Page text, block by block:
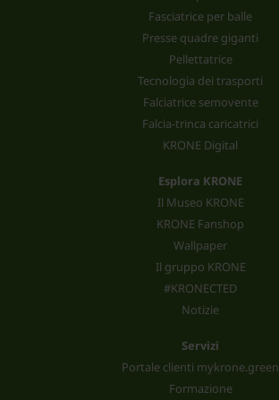
Fasciatrice per balle
Presse quadre giganti
Pellettatrice
Tecnologia dei trasporti
Falciatrice semovente
Falcia-trinca caricatrici
KRONE Digital
Esplora KRONE
Il Museo KRONE
KRONE Fanshop
Wallpaper
Il gruppo KRONE
#KRONECTED
Notizie
Servizi
Portale clienti mykrone.green
Formazione